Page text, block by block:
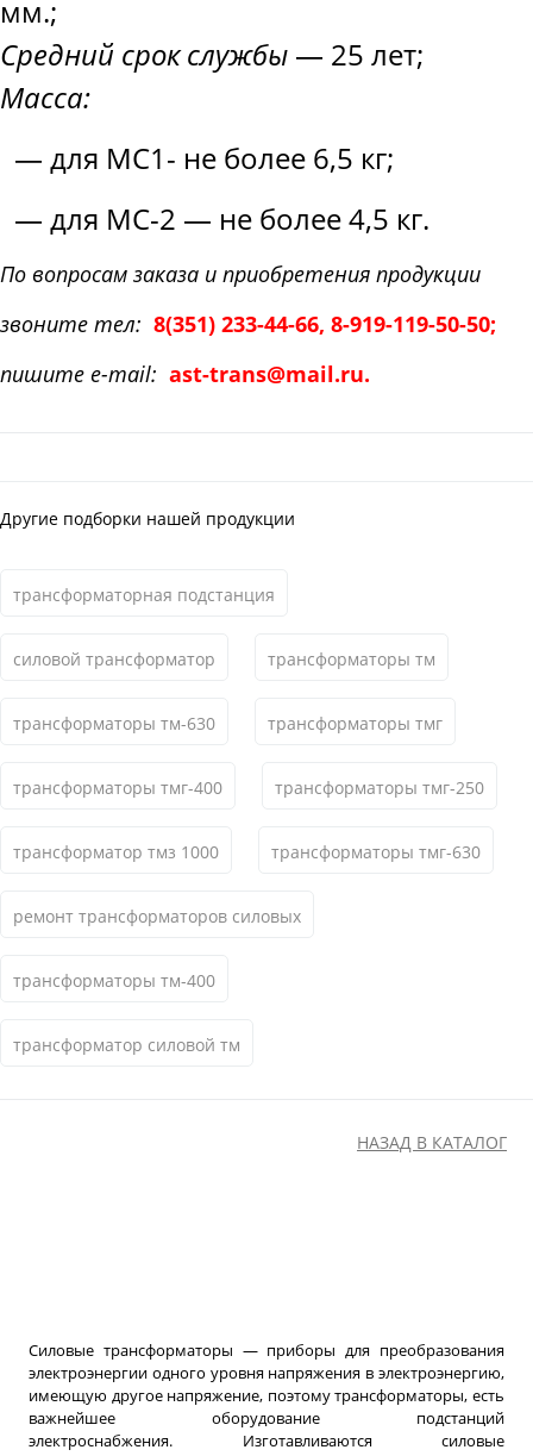
мм.;
Средний срок службы — 25 лет;
Масса:
— для МС1- не более 6,5 кг;
— для МС-2 — не более 4,5 кг.
По вопросам заказа и приобретения продукции
звоните тел: 8(351) 233-44-66, 8-919-119-50-50;
пишите e-mail: ast-trans@mail.ru.
Другие подборки нашей продукции
трансформаторная подстанция
силовой трансформатор трансформаторы тм
трансформаторы тм-630 трансформаторы тмг
трансформаторы тмг-400 трансформаторы тмг-250
трансформатор тмз 1000 трансформаторы тмг-630
ремонт трансформаторов силовых
трансформаторы тм-400
трансформатор силовой тм
НАЗАД В КАТАЛОГ
Силовые трансформаторы — приборы для преобразования
электроэнергии одного уровня напряжения в электроэнергию,
имеющую другое напряжение, поэтому трансформаторы, есть
важнейшее оборудование подстанций
электроснабжения. Изготавливаются силовые